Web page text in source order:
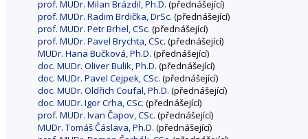
prof. MUDr. Milan Brázdil, Ph.D. (přednášející)
prof. MUDr. Radim Brdička, DrSc. (přednášející)
prof. MUDr. Petr Brhel, CSc. (přednášející)
prof. MUDr. Pavel Brychta, CSc. (přednášející)
MUDr. Hana Bučková, Ph.D. (přednášející)
doc. MUDr. Oliver Bulik, Ph.D. (přednášející)
doc. MUDr. Pavel Cejpek, CSc. (přednášející)
doc. MUDr. Oldřich Coufal, Ph.D. (přednášející)
doc. MUDr. Igor Crha, CSc. (přednášející)
prof. MUDr. Ivan Čapov, CSc. (přednášející)
MUDr. Tomáš Čáslava, Ph.D. (přednášející)